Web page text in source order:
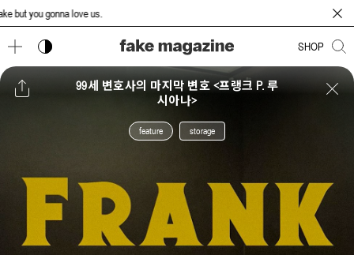
you gonna love us.
다크 모드 토글 SHOP
99세 변호사의 마지막 변호 <프랭크 P. 루
시아나>
feature storage